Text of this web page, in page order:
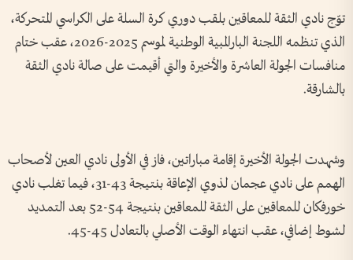
توّج نادي الثقة للمعاقين بلقب دوري كرة السلة على الكراسي المتحركة،
الذي تنظمه اللجنة البارالمبية الوطنية لموسم 2025-2026، عقب ختام
منافسات الجولة العاشرة والأخيرة والتي أقيمت على صالة نادي الثقة
بالشارقة.
وشهدت الجولة الأخيرة إقامة مباراتين، فاز في الأولى نادي العين لأصحاب
الهمم على نادي عجمان لذوي الإعاقة بنتيجة 43-31، فيما تغلب نادي
خورفكان للمعاقين على الثقة للمعاقين بنتيجة 54-52 بعد التمديد
لشوط إضافي، عقب انتهاء الوقت الأصلي بالتعادل 45-45.